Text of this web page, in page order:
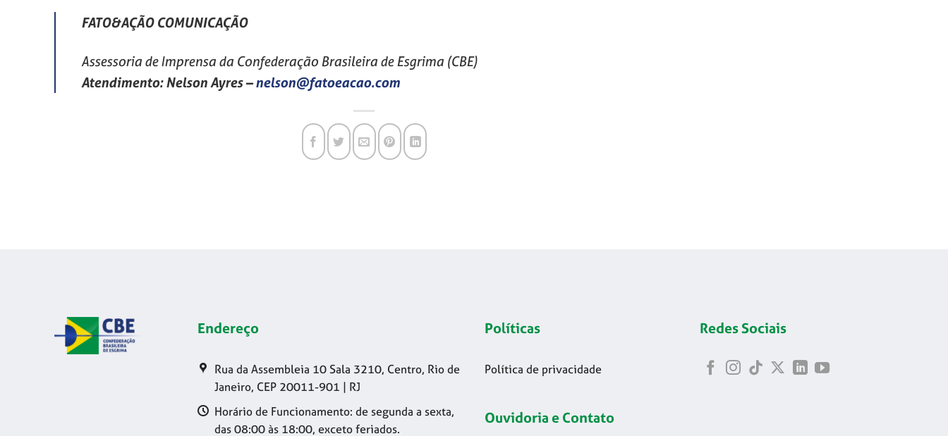
FATO&AÇÃO COMUNICAÇÃO
Assessoria de Imprensa da Confederação Brasileira de Esgrima (CBE)
Atendimento: Nelson Ayres–nelson@fatoeacao.com
Endereço
Rua da Assembleia 10 Sala 3210, Centro, Rio de
Janeiro, CEP 20011-901 | RJ
Horário de Funcionamento: de segunda a sexta,
das 08:00 às 18:00, exceto feriados.
Políticas
Política de privacidade
Ouvidoria e Contato
Redes Sociais